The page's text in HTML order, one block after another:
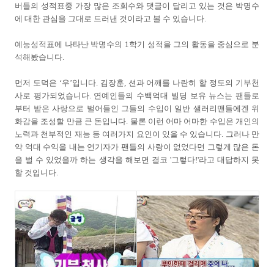
버들의 성적표중 가장 많은 조회수와 댓글이 달리고 있는 것은 박명수
에 대한 관심을 그대로 드러낸 것이라고 볼 수 있습니다.
예능성적표에 나타난 박명수의 1학기 성적을 그의 활동을 중심으로 분
석해봤습니다.
먼저 도덕은 ‘우’입니다. 김장훈, 션과 어깨를 나란히 할 정도의 기부천
사로 평가되었습니다. 연예인들의 수백억대 빌딩 보유 뉴스는 팬들로
부터 받은 사랑으로 벌어들인 그들의 수입이 일반 샐러리맨들에겐 위
화감을 조성할 만큼 큰 돈입니다. 물론 이런 어마 어마한 수입은 개인의
노력과 천부적인 재능 등 여러가지 요인이 있을 수 있습니다. 그러나 만
약 억대 수익을 내는 연기자가 팬들의 사랑이 없었다면 그렇게 많은 돈
을 벌 수 있었을까 하는 생각을 해보면 결코 '그렇다!'라고 대답하지 못
할 것입니다.